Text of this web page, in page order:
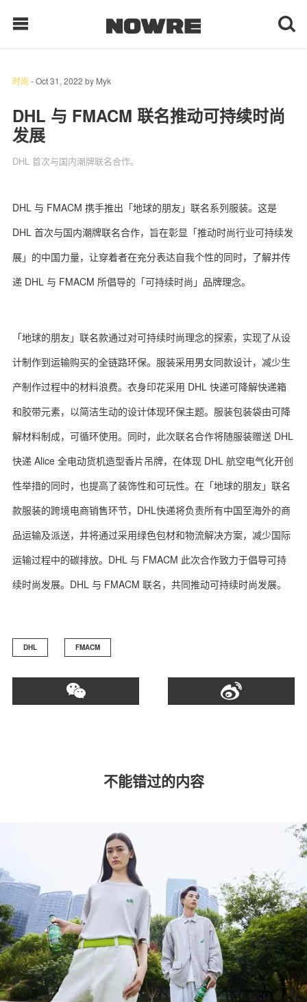
时 尚
球 鞋
生 活
关于我们 联系我们
时尚 -Oct 31, 2022 by Myk
DHL 与 FMACM 联名推动可持续时尚
发展
DHL 首次与国内潮牌联名合作。
DHL 与 FMACM 携手推出「地球的朋友」联名系列服装。这是
DHL 首次与国内潮牌联名合作，旨在彰显「推动时尚行业可持续发
展」的中国力量，让穿着者在充分表达自我个性的同时，了解并传
递 DHL 与 FMACM 所倡导的「可持续时尚」品牌理念。
「地球的朋友」联名款通过对可持续时尚理念的探索，实现了从设
计制作到运输购买的全链路环保。服装采用男女同款设计，减少生
产制作过程中的材料浪费。衣身印花采用 DHL 快递可降解快递箱
和胶带元素，以简洁生动的设计体现环保主题。服装包装袋由可降
解材料制成，可循环使用。同时，此次联名合作将随服装赠送 DHL
快递 Alice 全电动货机造型香片吊牌，在体现 DHL 航空电气化开创
性举措的同时，也提高了装饰性和可玩性。在「地球的朋友」联名
款服装的跨境电商销售环节，DHL快递将负责所有中国至海外的商
品运输及派送，并将通过采用绿色包材和物流解决方案，减少国际
运输过程中的碳排放。DHL 与 FMACM 此次合作致力于倡导可持
续时尚发展。DHL 与 FMACM 联名，共同推动可持续时尚发展。
DHL FMACM
不能错过的内容